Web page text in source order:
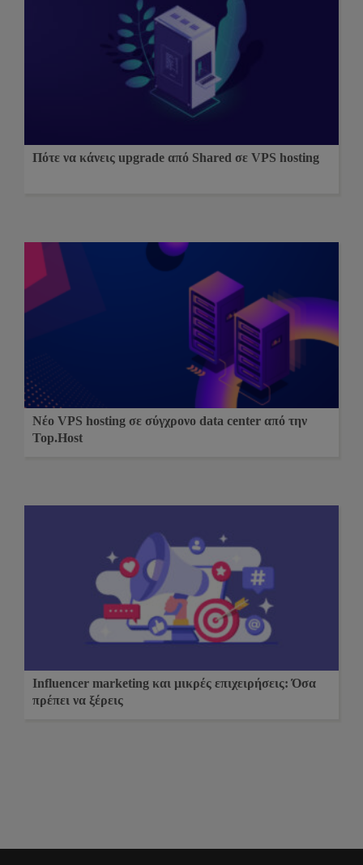
Πότε να κάνεις upgrade από Shared σε VPS hosting
Νέο VPS hosting σε σύγχρονο data center από την
Top.Host
Influencer marketing και μικρές επιχειρήσεις: Όσα
πρέπει να ξέρεις